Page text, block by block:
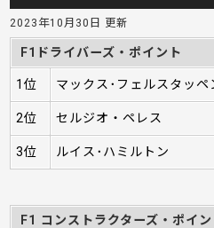
2023年10月30日 更新
F1ドライバーズ・ポイント
1位 マックス･フェルスタッペ
2位 セルジオ・ペレス
3位 ルイス･ハミルトン
F1 コンストラクターズ・ポイン